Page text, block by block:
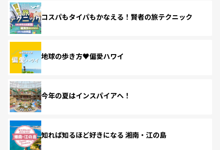
コスパもタイパもかなえる！賢者の旅テクニック
地球の歩き方♥偏愛ハワイ
今年の夏はインスパイアへ！
知れば知るほど好きになる 湘南・江の島